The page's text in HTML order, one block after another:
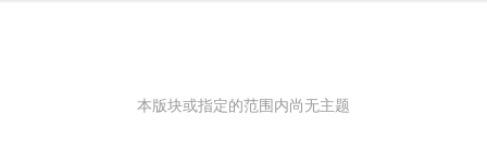
本版块或指定的范围内尚无主题